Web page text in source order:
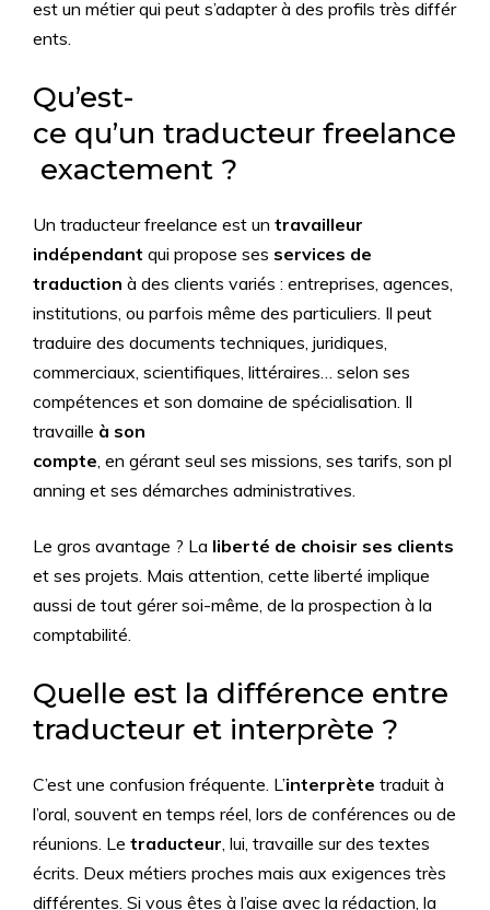
est un métier qui peut s’adapter à des profils très différ
ents.
Qu’est-
ce qu’un traducteur freelance
exactement ?
Un traducteur freelance est un travailleur
indépendant qui propose ses services de
traduction à des clients variés : entreprises, agences,
institutions, ou parfois même des particuliers. Il peut
traduire des documents techniques, juridiques,
commerciaux, scientifiques, littéraires… selon ses
compétences et son domaine de spécialisation. Il
travaille à son
compte, en gérant seul ses missions, ses tarifs, son pl
anning et ses démarches administratives.
Le gros avantage ? La liberté de choisir ses clients
et ses projets. Mais attention, cette liberté implique
aussi de tout gérer soi-même, de la prospection à la
comptabilité.
Quelle est la différence entre
traducteur et interprète ?
C’est une confusion fréquente. L’interprète traduit à
l’oral, souvent en temps réel, lors de conférences ou de
réunions. Le traducteur, lui, travaille sur des textes
écrits. Deux métiers proches mais aux exigences très
différentes. Si vous êtes à l’aise avec la rédaction, la